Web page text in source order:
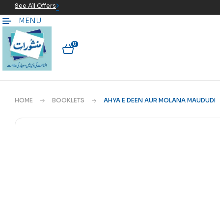
See All Offers
MENU
0
HOME BOOKLETS AHYA E DEEN AUR MOLANA MAUDUDI